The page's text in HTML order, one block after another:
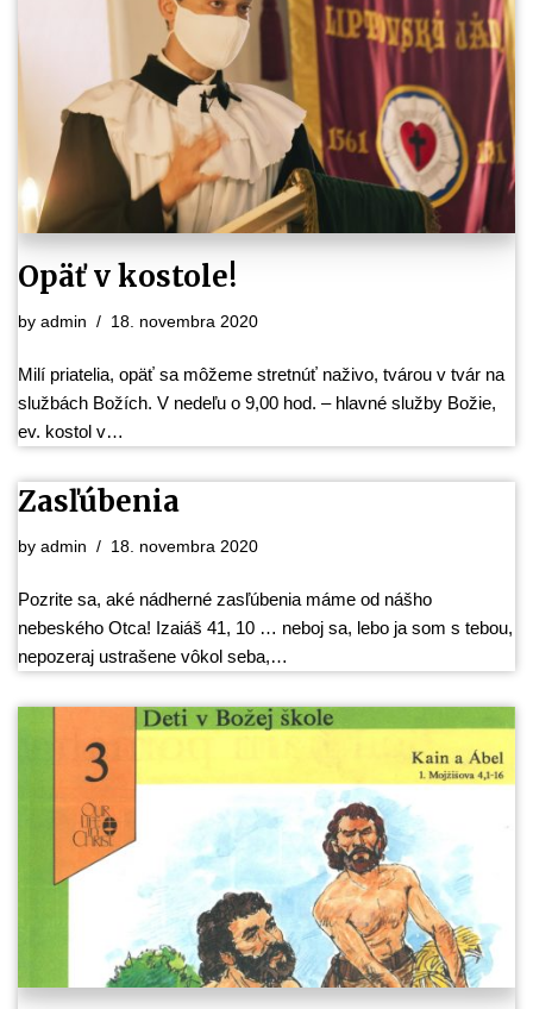
Opäť v kostole!
by admin 18. novembra 2020
Milí priatelia, opäť sa môžeme stretnúť naživo, tvárou v tvár na
službách Božích. V nedeľu o 9,00 hod. – hlavné služby Božie,
ev. kostol v…
Zasľúbenia
by admin 18. novembra 2020
Pozrite sa, aké nádherné zasľúbenia máme od nášho
nebeského Otca! Izaiáš 41, 10 … neboj sa, lebo ja som s tebou,
nepozeraj ustrašene vôkol seba,…